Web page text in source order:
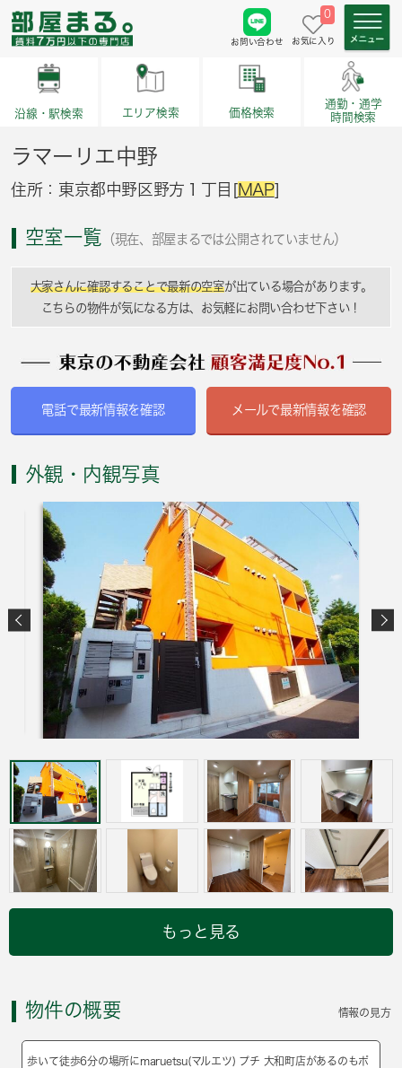
お問い合わせ
0
お気に入り
沿線・駅検索 エリア検索 価格検索
通勤・通学
時間検索
ラマーリエ中野
住所：東京都中野区野方１丁目[MAP]
空室一覧 （現在、部屋まるでは公開されていません）
大家さんに確認することで最新の空室が出ている場合があります。
こちらの物件が気になる方は、お気軽にお問い合わせ下さい！
電話で最新情報を確認 メールで最新情報を確認
外観・内観写真
もっと見る
物件の概要 情報の見方
歩いて徒歩6分の場所にmaruetsu(マルエツ) プチ 大和町店があるのもポ